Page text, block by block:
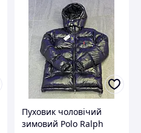
Пуховик чоловічий
зимовий Polo Ralph